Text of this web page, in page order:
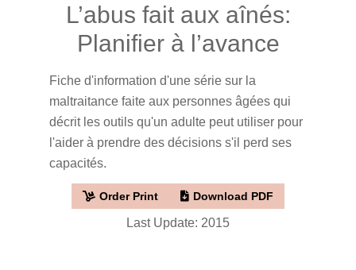
L’abus fait aux aînés:
Planifier à l’avance
Fiche d'information d'une série sur la
maltraitance faite aux personnes âgées qui
décrit les outils qu'un adulte peut utiliser pour
l'aider à prendre des décisions s'il perd ses
capacités.
Order Print Download PDF
Last Update: 2015